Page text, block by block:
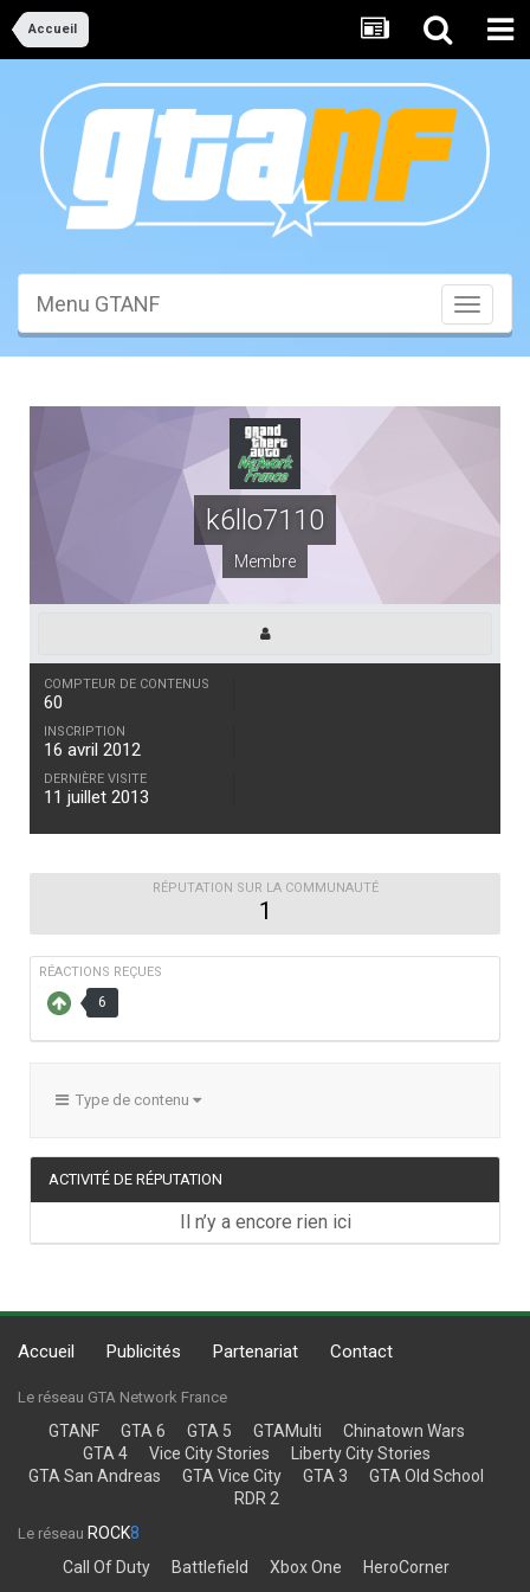
Accueil
Toggle
Menu GTANF
k6llo7110
Membre
COMPTEUR DE CONTENUS
60
INSCRIPTION
16 avril 2012
DERNIÈRE VISITE
11 juillet 2013
RÉPUTATION SUR LA COMMUNAUTÉ
1
RÉACTIONS REÇUES
6
Type de contenu
ACTIVITÉ DE RÉPUTATION
Il n’y a encore rien ici
Accueil Publicités Partenariat Contact
Le réseau GTA Network France
GTANF GTA 6 GTA 5 GTAMulti
Chinatown Wars
GTA 4
Vice City Stories
Liberty City Stories
GTA San Andreas
GTA Vice City GTA 3
GTA Old School
RDR 2
Le réseau ROCK8
Call Of Duty
Battlefield Xbox One HeroCorner